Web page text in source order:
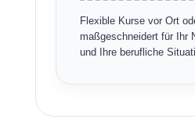
Flexible Kurse vor Ort
maßgeschneidert für Ihr
und Ihre berufliche